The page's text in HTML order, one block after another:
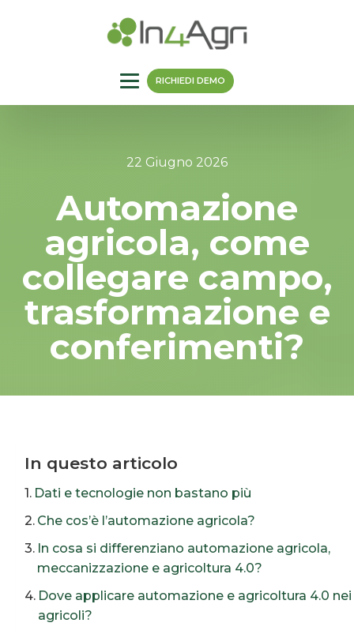
RICHIEDI DEMO
22 Giugno 2026
Automazione
agricola, come
collegare campo,
trasformazione e
conferimenti?
In questo articolo
Dati e tecnologie non bastano più
Che cos’è l’automazione agricola?
In cosa si differenziano automazione agricola,
meccanizzazione e agricoltura 4.0?
Dove applicare automazione e agricoltura 4.0
agricoli?